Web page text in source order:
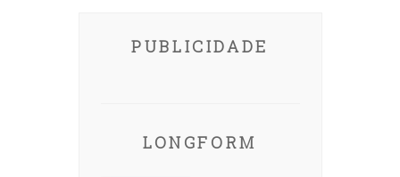
PUBLICIDADE
LONGFORM